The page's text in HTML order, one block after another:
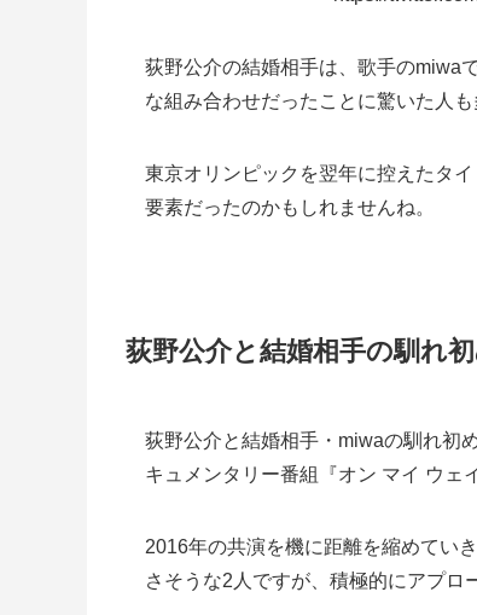
荻野公介の結婚相手は、歌手のmiwa
な組み合わせだったことに驚いた人
東京オリンピックを翌年に控えたタ
要素だったのかもしれませんね。
荻野公介と結婚相手の馴れ
荻野公介と結婚相手・miwaの馴れ初
キュメンタリー番組『オン マイ ウェ
2016年の共演を機に距離を縮めてい
さそうな2人ですが、積極的にアプロ